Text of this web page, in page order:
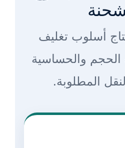
أسلوب تغليف
والحساسية
المطلوبة.